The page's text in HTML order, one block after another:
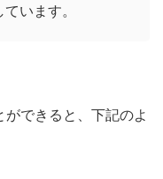
います。
できると、下記のよ